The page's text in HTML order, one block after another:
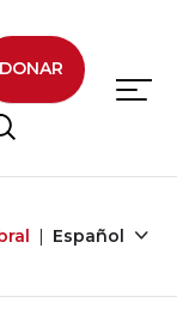
DONAR
Español